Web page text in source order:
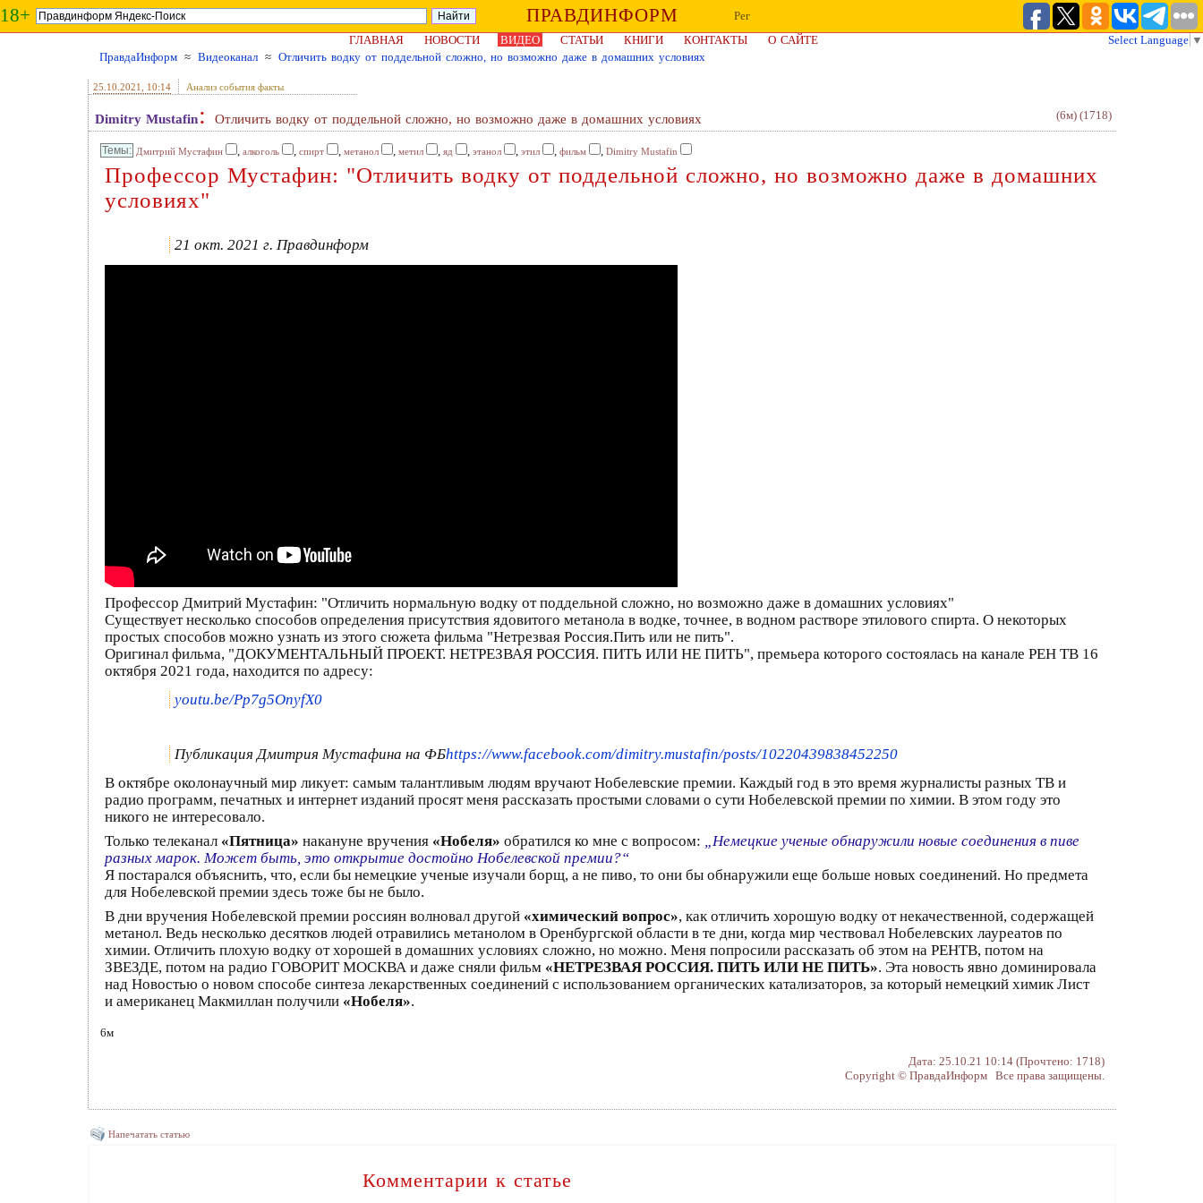
18+ ПРАВДИНФОРМ
Рег
ГЛАВНАЯ
НОВОСТИ ВИДЕО СТАТЬИ КНИГИ КОНТАКТЫ О САЙТЕ Select Language ▼
ПравдаИнформ ≈ Видеоканал ≈ Отличить водку от поддельной сложно, но возможно даже в домашних условиях
25.10.2021 , 10:14 Анализ события факты
Dimitry Mustafin: Отличить водку от поддельной сложно, но возможно даже в домашних условиях (6м) (1718)
Дмитрий Мустафин , алкоголь , спирт , метанол , метил , яд , этанол , этил , фильм , Dimitry Mustafin
Профессор Мустафин: "Отличить водку от поддельной сложно, но возможно даже в домашних
условиях"
21 окт. 2021 г. Правдинформ
Профессор Дмитрий Мустафин: "Отличить нормальную водку от поддельной сложно, но возможно даже в домашних условиях"
Существует несколько способов определения присутствия ядовитого метанола в водке, точнее, в водном растворе этилового спирта. О некоторых
простых способов можно узнать из этого сюжета фильма "Нетрезвая Россия.Пить или не пить".
Оригинал фильма, "ДОКУМЕНТАЛЬНЫЙ ПРОЕКТ. НЕТРЕЗВАЯ РОССИЯ. ПИТЬ ИЛИ НЕ ПИТЬ", премьера которого состоялась на канале РЕН ТВ 16
октября 2021 года, находится по адресу:
youtu.be/Pp7g5OnyfX0
Публикация Дмитрия Мустафина на ФБhttps://www.facebook.com/dimitry.mustafin/posts/10220439838452250
В октябре околонаучный мир ликует: самым талантливым людям вручают Нобелевские премии. Каждый год в это время журналисты разных ТВ и
радио программ, печатных и интернет изданий просят меня рассказать простыми словами о сути Нобелевской премии по химии. В этом году это
никого не интересовало.
Только телеканал «Пятница» накануне вручения «Нобеля» обратился ко мне с вопросом:
„Немецкие ученые обнаружили новые соединения в пиве
разных марок. Может быть, это открытие достойно Нобелевской премии?“
Я постарался объяснить, что, если бы немецкие ученые изучали борщ, а не пиво, то они бы обнаружили еще больше новых соединений. Но предмета
для Нобелевской премии здесь тоже бы не было.
В дни вручения Нобелевской премии россиян волновал другой «химический вопрос», как отличить хорошую водку от некачественной, содержащей
метанол. Ведь несколько десятков людей отравились метанолом в Оренбургской области в те дни, когда мир чествовал Нобелевских лауреатов по
химии. Отличить плохую водку от хорошей в домашних условиях сложно, но можно. Меня попросили рассказать об этом на РЕНТВ, потом на
ЗВЕЗДЕ, потом на радио ГОВОРИТ МОСКВА и даже сняли фильм «НЕТРЕЗВАЯ РОССИЯ. ПИТЬ ИЛИ НЕ ПИТЬ». Эта новость явно доминировала
над Новостью о новом способе синтеза лекарственных соединений с использованием органических катализаторов, за который немецкий химик Лист
и американец Макмиллан получили «Нобеля».
6м
Дата: 25.10.21 10:14 (Прочтено: 1718)
Copyright © ПравдаИнформ Все права защищены.
Напечатать статью
Комментарии к статье